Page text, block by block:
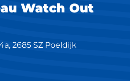
Watch Out
2685 SZ Poeldijk